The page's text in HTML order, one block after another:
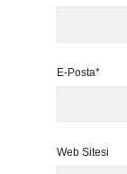
E-Posta*
Web Sitesi